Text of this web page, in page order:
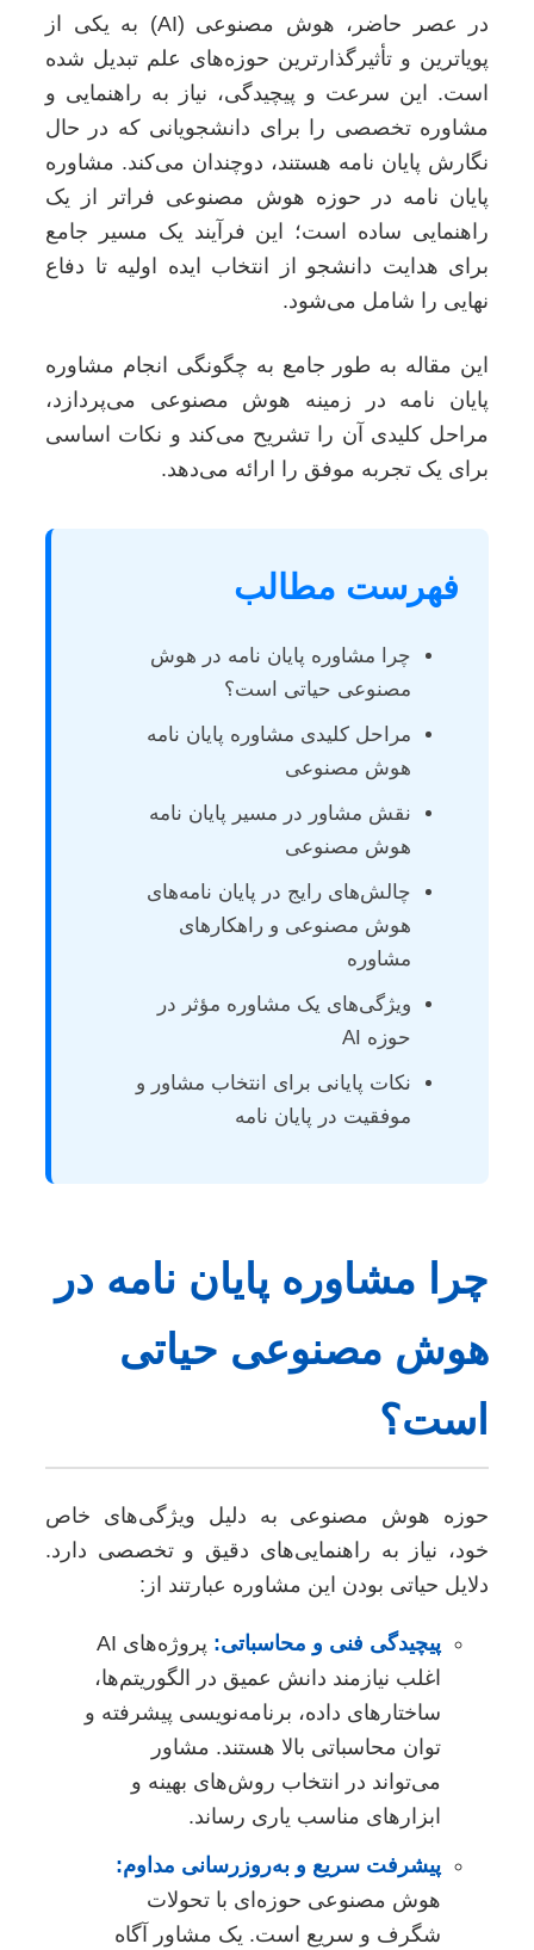
در عصر حاضر، هوش مصنوعی (AI) به یکی از
پویاترین و تأثیرگذارترین حوزه‌های علم تبدیل شده
است. این سرعت و پیچیدگی، نیاز به راهنمایی و
مشاوره تخصصی را برای دانشجویانی که در حال
نگارش پایان نامه هستند، دوچندان می‌کند. مشاوره
پایان نامه در حوزه هوش مصنوعی فراتر از یک
راهنمایی ساده است؛ این فرآیند یک مسیر جامع
برای هدایت دانشجو از انتخاب ایده اولیه تا دفاع
نهایی را شامل می‌شود.
این مقاله به طور جامع به چگونگی انجام مشاوره
پایان نامه در زمینه هوش مصنوعی می‌پردازد،
مراحل کلیدی آن را تشریح می‌کند و نکات اساسی
برای یک تجربه موفق را ارائه می‌دهد.
فهرست مطالب
چرا مشاوره پایان نامه در هوش
مصنوعی حیاتی است؟
مراحل کلیدی مشاوره پایان نامه
هوش مصنوعی
نقش مشاور در مسیر پایان نامه
هوش مصنوعی
چالش‌های رایج در پایان نامه‌های
هوش مصنوعی و راهکارهای
مشاوره
ویژگی‌های یک مشاوره مؤثر در
حوزه AI
نکات پایانی برای انتخاب مشاور و
موفقیت در پایان نامه
چرا مشاوره پایان نامه در
هوش مصنوعی حیاتی
است؟
حوزه هوش مصنوعی به دلیل ویژگی‌های خاص
خود، نیاز به راهنمایی‌های دقیق و تخصصی دارد.
دلایل حیاتی بودن این مشاوره عبارتند از:
پیچیدگی فنی و محاسباتی:
پروژه‌های AI
اغلب نیازمند دانش عمیق در الگوریتم‌ها،
ساختارهای داده، برنامه‌نویسی پیشرفته و
توان محاسباتی بالا هستند. مشاور
می‌تواند در انتخاب روش‌های بهینه و
ابزارهای مناسب یاری رساند.
پیشرفت سریع و به‌روزرسانی مداوم:
هوش مصنوعی حوزه‌ای با تحولات
شگرف و سریع است. یک مشاور آگاه